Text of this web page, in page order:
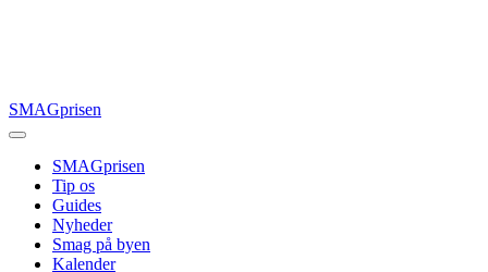
SMAGprisen
SMAGprisen
Tip os
Guides
Nyheder
Smag på byen
Kalender